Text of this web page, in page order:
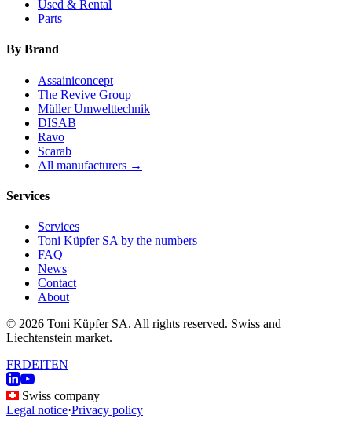
Used & Rental
Parts
By Brand
Assainiconcept
The Revive Group
Müller Umwelttechnik
DISAB
Ravo
Scarab
All manufacturers →
Services
Services
Toni Küpfer SA by the numbers
FAQ
News
Contact
About
© 2026 Toni Küpfer SA. All rights reserved. Swiss and
Liechtenstein market.
FRDEITEN
Swiss company
Legal notice·Privacy policy